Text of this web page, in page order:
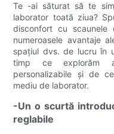
Te -ai săturat să te
laborator toată ziua?
disconfort cu scaunele
numeroasele avantaje
spațiul dvs. de lucru în
timp ce explorăm
personalizabile și de
mediu de laborator.
-Un o scurtă
reglabile